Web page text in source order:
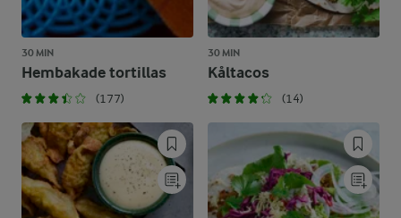
30 MIN
Hembakade tortillas
(177)
30 MIN
Kåltacos
(14)